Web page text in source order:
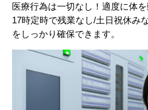
医療行為は一切なし！適度に体
17時定時で残業なし/土日祝休み
をしっかり確保できます。